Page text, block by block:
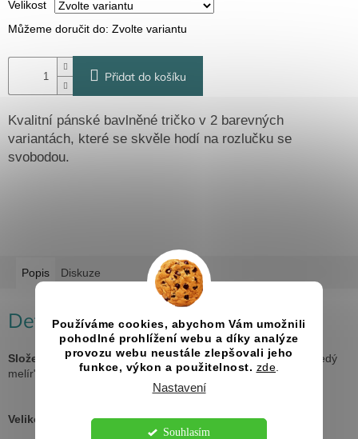
Používáme cookies, abychom Vám umožnili
pohodlné prohlížení webu a díky analýze
provozu webu neustále zlepšovali jeho
funkce, výkon a použitelnost. zde.
Nastavení
Souhlasím
Velikost
Můžeme doručit do: Zvolte variantu
Přidat do košíku
Kvalitní pánské bavlněné tričko v 2 barevných
variantách, které se skvěle hodí na rozlučku se
svobodou.
Popis Diskuze
Detailní popis produktu
Složení:
100 % bavlna (složení se může lišit - barva "tmavě šedý
melír" - 85 % bavlna, 15 % viskóza), silikonová úprava
Velikosti: XS - 5XL